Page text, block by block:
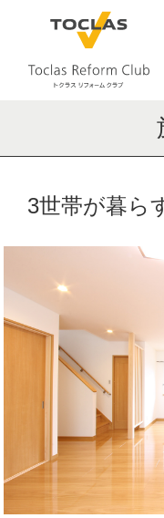
3世帯が暮ら